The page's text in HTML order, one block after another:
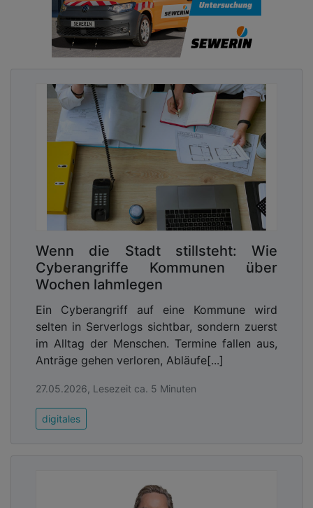
Wenn die Stadt stillsteht: Wie
Cyberangriffe Kommunen über
Wochen lahmlegen
Ein Cyberangriff auf eine Kommune wird
selten in Serverlogs sichtbar, sondern zuerst
im Alltag der Menschen. Termine fallen aus,
Anträge gehen verloren, Abläufe[...]
27.05.2026, Lesezeit ca. 5 Minuten
digitales